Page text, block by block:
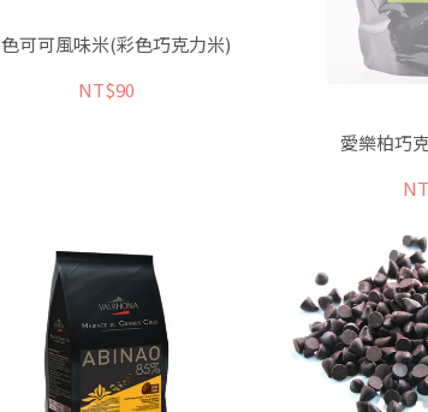
可可風味米(彩色巧克力米)
NT$90
愛樂柏巧